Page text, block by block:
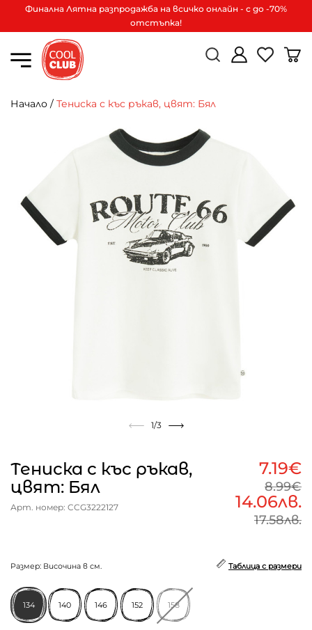
Финална Лятна разпродажба на всичко онлайн - с до -70%
отстъпка!
Начало / Тениска с къс ръкав, цвят: Бял
1/3
Тениска с къс ръкав,
цвят: Бял
Арт. номер: CCG3222127
7.19€
8.99€
14.06лв.
17.58лв.
Размер: Височина в см. Таблица с размери
134 140 146 152 158